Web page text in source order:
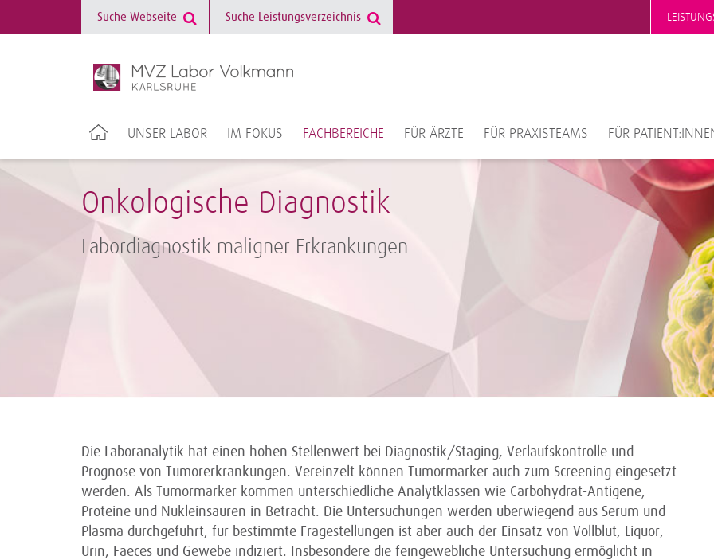
UNSER LABOR IM FOKUS FACHBEREICHE FÜR ÄRZTE FÜR PRAXISTEAMS FÜR
Onkologische Diagnostik
Labordiagnostik maligner Erkrankungen
Die Laboranalytik hat einen hohen Stellenwert bei Diagnostik/Staging, Verlaufskontrolle und
Prognose von Tumorerkrankungen. Vereinzelt können Tumormarker auch zum Screening eingesetzt
werden. Als Tumormarker kommen unterschiedliche Analytklassen wie Carbohydrat-Antigene,
Proteine und Nukleinsäuren in Betracht. Die Untersuchungen werden überwiegend aus Serum und
Plasma durchgeführt, für bestimmte Fragestellungen ist aber auch der Einsatz von Vollblut, Liquor,
Urin, Faeces und Gewebe indiziert. Insbesondere die feingewebliche Untersuchung ermöglicht in